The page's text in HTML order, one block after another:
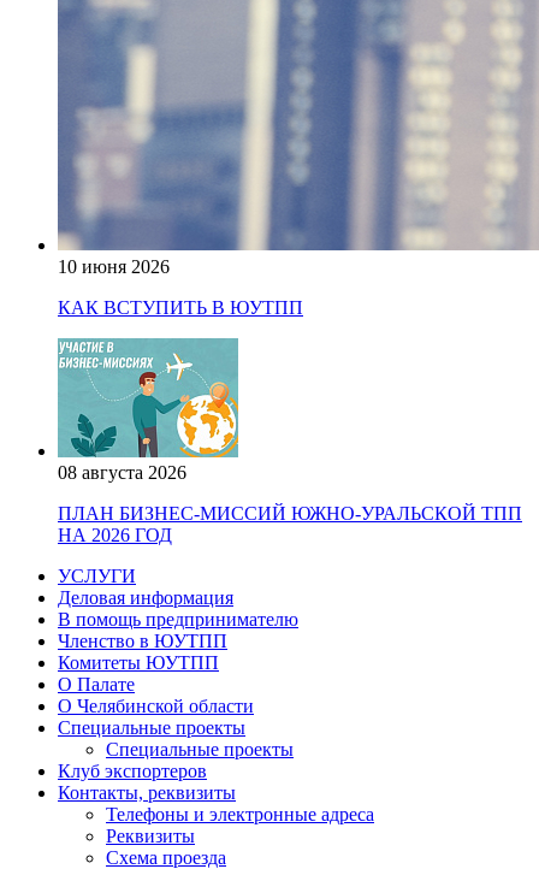
10 июня 2026
КАК ВСТУПИТЬ В ЮУТПП
08 августа 2026
ПЛАН БИЗНЕС-МИССИЙ ЮЖНО-УРАЛЬСКОЙ ТПП
НА 2026 ГОД
УСЛУГИ
Деловая информация
В помощь предпринимателю
Членство в ЮУТПП
Комитеты ЮУТПП
О Палате
О Челябинской области
Специальные проекты
Специальные проекты
Клуб экспортеров
Контакты, реквизиты
Телефоны и электронные адреса
Реквизиты
Схема проезда